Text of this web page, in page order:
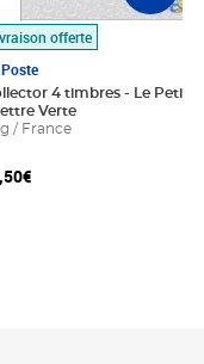
panier
offerte
4 timbres - Le Petit
Verte
/ France
,50€